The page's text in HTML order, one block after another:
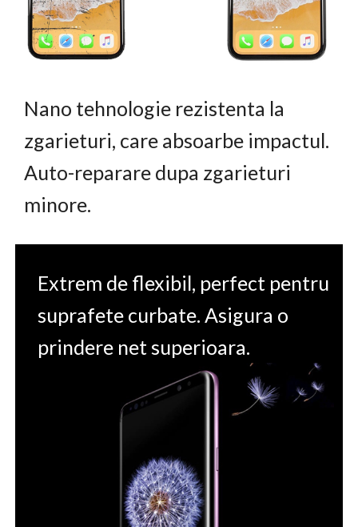
Nano tehnologie rezistenta la
zgarieturi, care absoarbe impactul.
Auto-reparare dupa zgarieturi
minore.
Extrem de flexibil, perfect pentru
suprafete curbate. Asigura o
prindere net superioara.